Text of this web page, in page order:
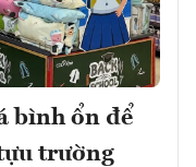
bình ổn để
trường